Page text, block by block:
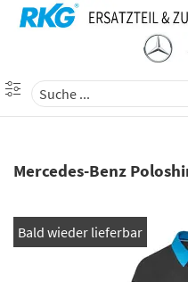
Mercedes-Benz
Bald wieder lieferbar